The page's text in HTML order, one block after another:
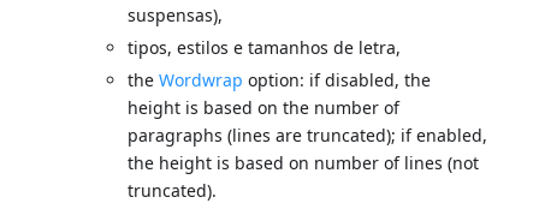
suspensas),
tipos, estilos e tamanhos de letra,
theWordwrap option: if disabled, the
height is based on the number of
paragraphs (lines are truncated); if enabled,
the height is based on number of lines (not
truncated).